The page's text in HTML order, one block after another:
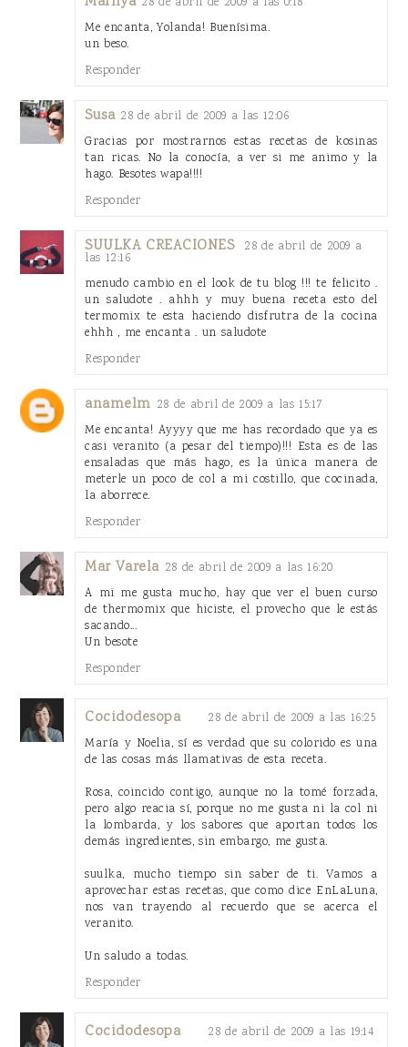
Me encanta, Yolanda! Buenísima.
un beso.
Responder
Susa 28 de abril de 2009 a las 12:06
Gracias por mostrarnos estas recetas de kosinas
tan ricas. No la conocía, a ver si me animo y la
hago. Besotes wapa!!!!
Responder
SUULKA CREACIONES 28 de abril de 2009 a
las 12:16
menudo cambio en el look de tu blog !!! te felicito .
un saludote . ahhh y muy buena receta esto del
termomix te esta haciendo disfrutra de la cocina
ehhh , me encanta . un saludote
Responder
anamelm 28 de abril de 2009 a las 15:17
Me encanta! Ayyyy que me has recordado que ya es
casi veranito (a pesar del tiempo)!!! Esta es de las
ensaladas que más hago, es la única manera de
meterle un poco de col a mi costillo, que cocinada,
la aborrece.
Responder
Mar Varela 28 de abril de 2009 a las 16:20
A mi me gusta mucho, hay que ver el buen curso
de thermomix que hiciste, el provecho que le estás
sacando...
Un besote
Responder
Cocidodesopa
28 de abril de 2009 a las 16:25
María y Noelia, sí es verdad que su colorido es una
de las cosas más llamativas de esta receta.
Rosa, coincido contigo, aunque no la tomé forzada,
pero algo reacia sí, porque no me gusta ni la col ni
la lombarda, y los sabores que aportan todos los
demás ingredientes, sin embargo, me gusta.
suulka, mucho tiempo sin saber de ti. Vamos a
aprovechar estas recetas, que como dice EnLaLuna,
nos van trayendo al recuerdo que se acerca el
veranito.
Un saludo a todas.
Responder
Cocidodesopa
28 de abril de 2009 a las 19:14